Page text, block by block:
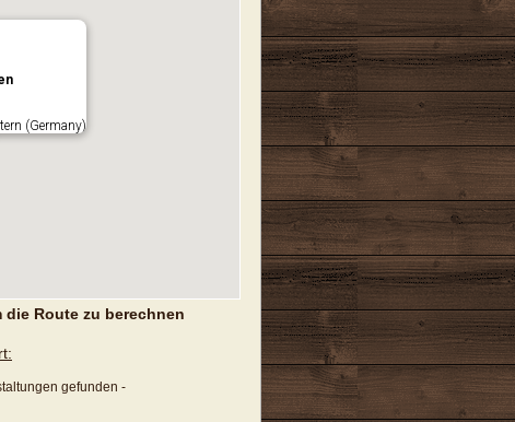
(Germany)
die Route zu berechnen
gefunden -